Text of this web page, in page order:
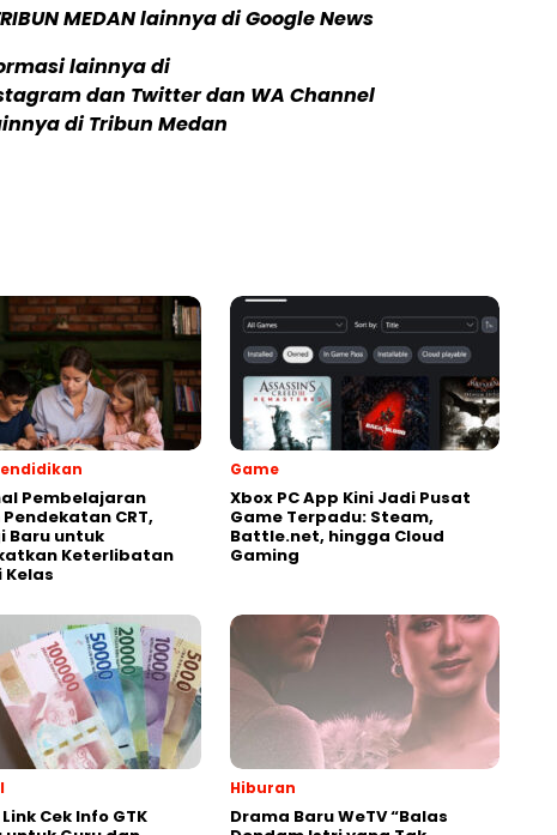
MEDAN lainnya di Google News
lainnya di
dan Twitter dan WA Channel
di Tribun Medan
Pembelajaran
CRT,
Baru untuk
Keterlibatan
Kelas
Game
Xbox PC App Kini Jadi Pusat
Game Terpadu: Steam,
Battle.net, hingga Cloud
Gaming
Cek Info GTK
Hiburan
Drama Baru WeTV “Balas